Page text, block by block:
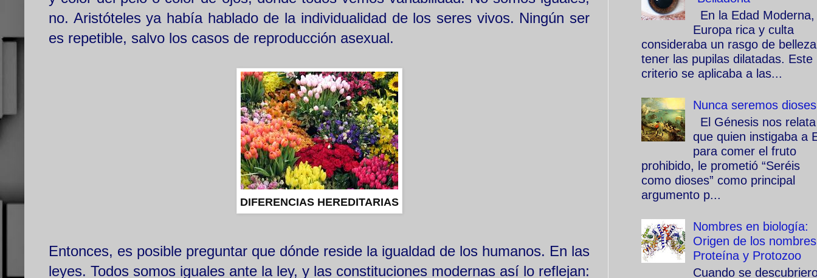
no. Aristóteles ya había hablado de la individualidad de los seres vivos. Ningún ser
es repetible, salvo los casos de reproducción asexual.
DIFERENCIAS HEREDITARIAS
Entonces, es posible preguntar que dónde reside la igualdad de los humanos. En las
leyes. Todos somos iguales ante la ley, y las constituciones modernas así lo reflejan:
En la Edad Moderna,
Europa rica y culta
consideraba un rasgo de
tener las pupilas dilatadas. Este
criterio se aplicaba a las...
Nunca seremos dioses
El Génesis nos relata
que quien instigaba a
para comer el fruto
prohibido, le prometió “Seréis
como dioses” como principal
argumento p...
Nombres en biología:
Origen de los nombres
Proteína y Protozoo
Cuando se